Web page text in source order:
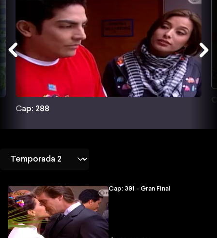
Cap: 288
Cap: 391 - Gran Final